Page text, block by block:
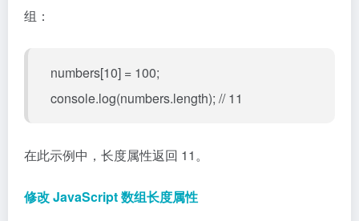
组：
numbers[10] = 100;
console.log(numbers.length); // 11
在此示例中，长度属性返回 11。
修改 JavaScript 数组长度属性